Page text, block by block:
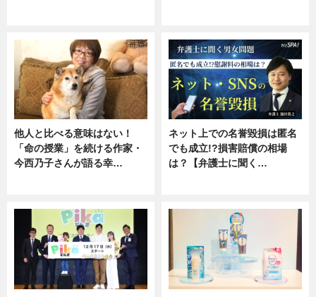
他人と比べる意味はない！
「命の授業」を続ける作家・
今西乃子さんが語る幸…
ネット上での名誉毀損は匿名
でも成立!?損害賠償の相場
は？【弁護士に聞く…